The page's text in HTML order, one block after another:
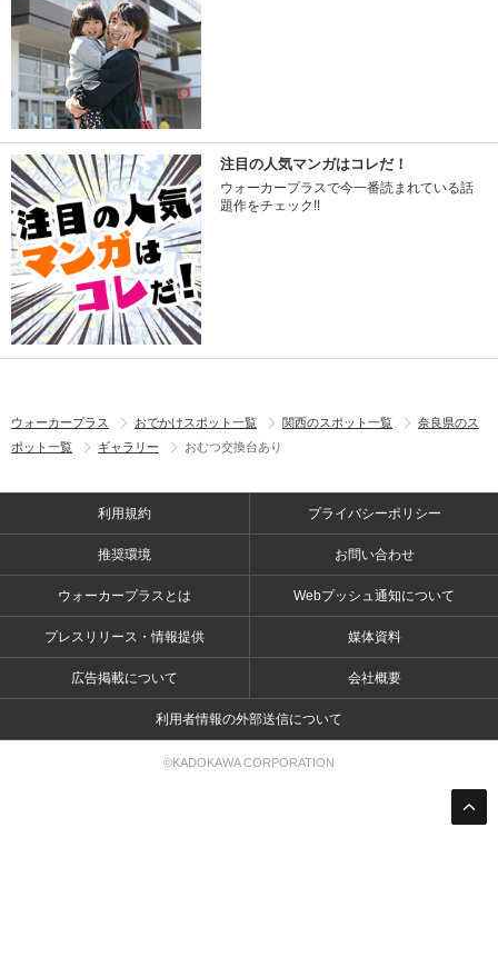
注目の人気マンガはコレだ！
ウォーカープラスで今一番読まれている話
題作をチェック!!
ウォーカープラス おでかけスポット一覧 関西のスポット一覧
奈良県のス
ポット一覧
ギャラリー おむつ交換台あり
利用規約 プライバシーポリシー
推奨環境 お問い合わせ
ウォーカープラスとは Webプッシュ通知について
プレスリリース・情報提供 媒体資料
広告掲載について 会社概要
利用者情報の外部送信について
©KADOKAWA CORPORATION